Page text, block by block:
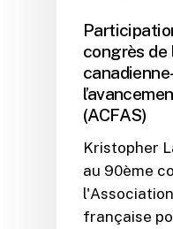
congrès de
(ACFAS)
Kristopher
au 90ème
française